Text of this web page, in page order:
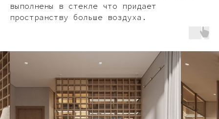
выполнены в стекле что придает
пространству больше воздуха.